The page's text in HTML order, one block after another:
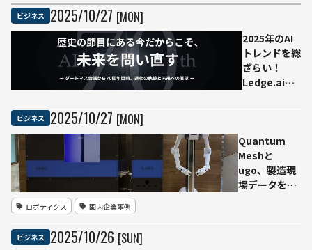
ビジネス 2025/10/27 [MON]
2025年のAI
トレンドを総
ざらい！
Ledge.ai年
ート
ビジネス 2025/10/27 [MON]
Quantum
Meshと
ugo、製造現
場データを守
ロボティクス 国内企業事例
ビジネス 2025/10/26 [SUN]